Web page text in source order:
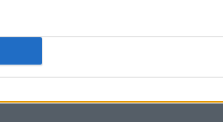
φυσικό τα κράτη
του οργανισμού
και ότι
υπερασπιστούμε τη